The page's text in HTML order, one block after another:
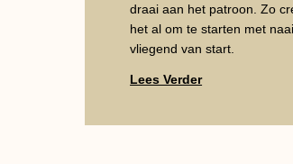
draai aan het patroon. Zo
het al om te starten met
vliegend van start.
Lees Verder